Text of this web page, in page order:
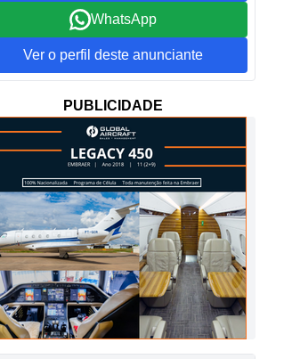
WhatsApp
Ver o perfil deste anunciante
PUBLICIDADE